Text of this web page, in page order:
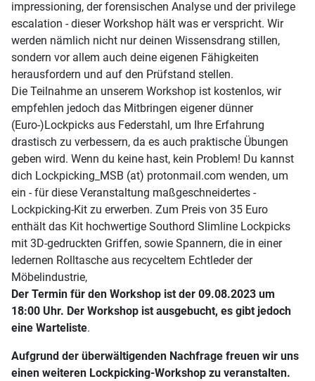
impressioning, der forensischen Analyse und der privilege
escalation - dieser Workshop hält was er verspricht. Wir
werden nämlich nicht nur deinen Wissensdrang stillen,
sondern vor allem auch deine eigenen Fähigkeiten
herausfordern und auf den Prüfstand stellen.
Die Teilnahme an unserem Workshop ist kostenlos, wir
empfehlen jedoch das Mitbringen eigener dünner
(Euro-)Lockpicks aus Federstahl, um Ihre Erfahrung
drastisch zu verbessern, da es auch praktische Übungen
geben wird. Wenn du keine hast, kein Problem! Du kannst
dich Lockpicking_MSB (at) protonmail.com wenden, um
ein - für diese Veranstaltung maßgeschneidertes -
Lockpicking-Kit zu erwerben. Zum Preis von 35 Euro
enthält das Kit hochwertige Southord Slimline Lockpicks
mit 3D-gedruckten Griffen, sowie Spannern, die in einer
ledernen Rolltasche aus recyceltem Echtleder der
Möbelindustrie,
Der Termin für den Workshop ist der 09.08.2023 um
18:00 Uhr. Der Workshop ist ausgebucht, es gibt jedoch
eine Warteliste.
Aufgrund der überwältigenden Nachfrage freuen wir uns
einen weiteren Lockpicking-Workshop zu veranstalten.